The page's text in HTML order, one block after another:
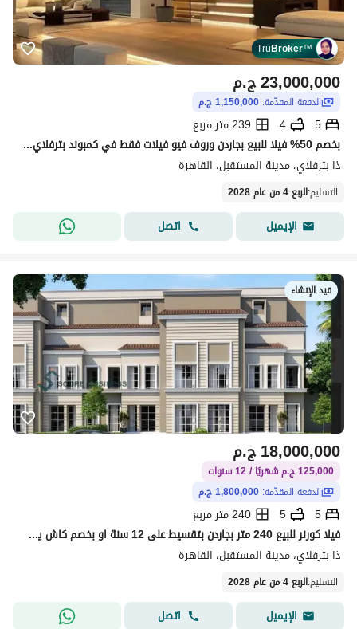
TruBroker™
ج.م23,000,000
الدفعة المقدّمة: 1,150,000 ج.م
5
4
239 متر مربع
بخصم 50% فيلا للبيع بجاردن وروف فيو فيلات فقط في كمبوند بترفلاي the butterfly بجوار مدينتي madinaty في قلب مدينه المستقبل القاهرة الجديدة new cairo
ذا بترفلاي، مدينة المستقبل، القاهرة
التسليم:الربع 4 من عام 2028
الإيميل اتصل
قيد الإنشاء
ج.م18,000,000
125,000 ج.م شهريًا / 12 سنوات
الدفعة المقدّمة: 1,800,000 ج.م
5
5
240 متر مربع
فيلا كورنر للبيع 240 متر بجاردن بتقسيط على 12 سنة او بخصم كاش يصل الي 54%
ذا بترفلاي، مدينة المستقبل، القاهرة
التسليم:الربع 4 من عام 2028
الإيميل اتصل